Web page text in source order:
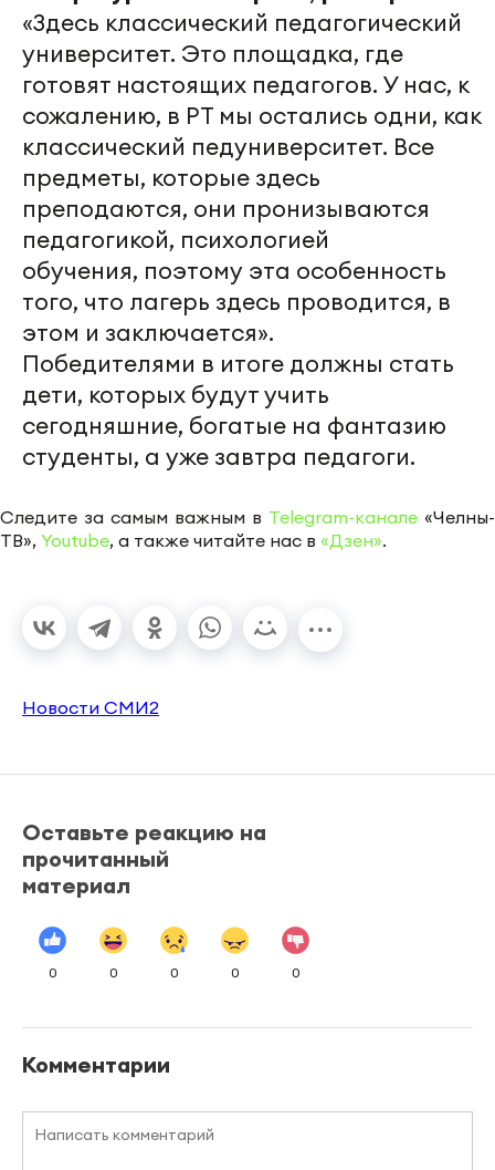
«Здесь классический педагогический
университет. Это площадка, где
готовят настоящих педагогов. У нас, к
сожалению, в РТ мы остались одни, как
классический педуниверситет. Все
предметы, которые здесь
преподаются, они пронизываются
педагогикой, психологией
обучения, поэтому эта особенность
того, что лагерь здесь проводится, в
этом и заключается».
Победителями в итоге должны стать
дети, которых будут учить
сегодняшние, богатые на фантазию
студенты, а уже завтра педагоги.
Следите за самым важным в Telegram-канале «Челны-
ТВ», Youtube, а также читайте нас в «Дзен».
Новости СМИ2
Оставьте реакцию на
прочитанный
материал
0 0 0 0 0
Комментарии